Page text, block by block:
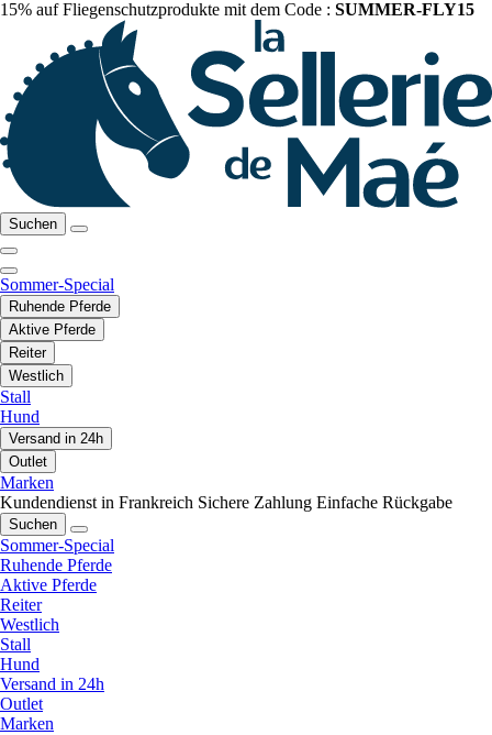
15% auf Fliegenschutzprodukte mit dem Code : SUMMER-FLY15
Suchen
Sommer-Special
Ruhende Pferde
Aktive Pferde
Reiter
Westlich
Stall
Hund
Versand in 24h
Outlet
Marken
Kundendienst in Frankreich Sichere Zahlung Einfache Rückgabe
Suchen
Sommer-Special
Ruhende Pferde
Aktive Pferde
Reiter
Westlich
Stall
Hund
Versand in 24h
Outlet
Marken